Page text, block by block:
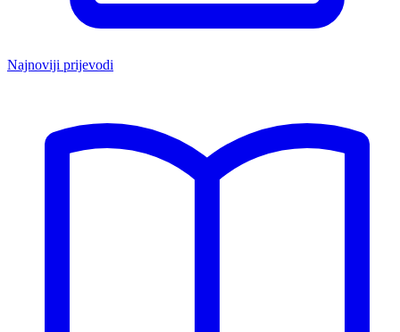
Najnoviji prijevodi